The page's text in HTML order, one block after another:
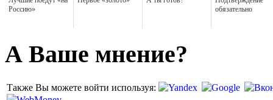
Россию»
обязательно
А Ваше мнение?
Также Вы можете войти используя: